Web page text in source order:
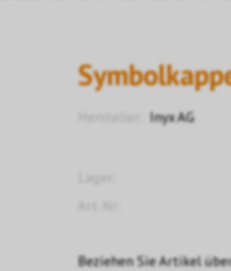
Inyx AG
Beziehen Sie Artikel